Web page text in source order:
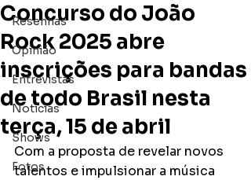
Resenhas
Opinião
Entrevistas
Notícias
Shows
Fotos
Concurso do João
Rock 2025 abre
inscrições para bandas
de todo Brasil nesta
terça, 15 de abril
Com a proposta de revelar novos
talentos e impulsionar a música